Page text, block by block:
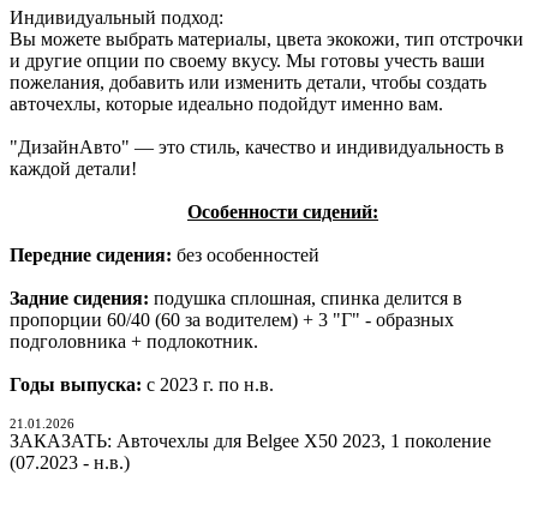
Индивидуальный подход:
Вы можете выбрать материалы, цвета экокожи, тип отстрочки
и другие опции по своему вкусу. Мы готовы учесть ваши
пожелания, добавить или изменить детали, чтобы создать
авточехлы, которые идеально подойдут именно вам.
"ДизайнАвто" — это стиль, качество и индивидуальность в
каждой детали!
Особенности сидений:
Передние сидения: без особенностей
Задние сидения: подушка сплошная, спинка делится в
пропорции 60/40 (60 за водителем) + 3 "Г" - образных
подголовника + подлокотник.
Годы выпуска: с 2023 г. по н.в.
21.01.2026
ЗАКАЗАТЬ: Авточехлы для Belgee X50 2023, 1 поколение
(07.2023 - н.в.)